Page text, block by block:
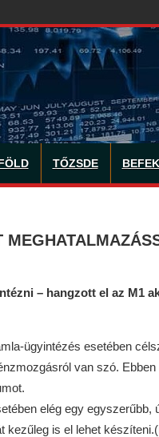
TŐZSDE
– hangzott el az M1
ügyintézés esetében
van szó. Ebben
elég egy egyszerűbb,
kezűleg is el lehet